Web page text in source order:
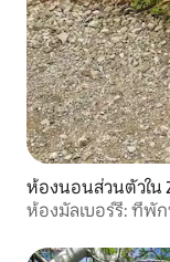
ห้องนอนส่วนตัวใน
ห้องมัลเบอร์รี่: ที่พั